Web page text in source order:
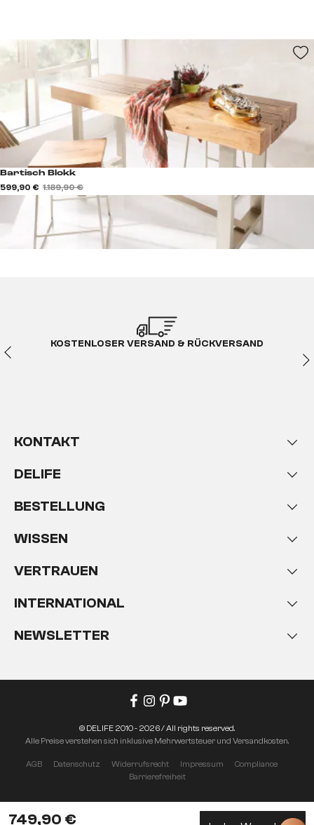
749,90 €
Bartisch Blokk
599,90 € 1.189,90 €
KOSTENLOSER VERSAND & RÜCKVERSAND
KONTAKT
DELIFE
BESTELLUNG
WISSEN
VERTRAUEN
INTERNATIONAL
NEWSLETTER
AGB Datenschutz Widerrufsrecht Impressum
Compliance
Barrierefreiheit
© DELIFE 2010 - 2026 / All rights reserved.
Alle Preise verstehen sich inklusive Mehrwertsteuer und Versandkosten.